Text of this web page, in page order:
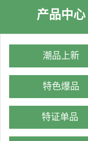
产品中心
潮品上新
特色爆品
特证单品